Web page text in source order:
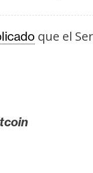
que el